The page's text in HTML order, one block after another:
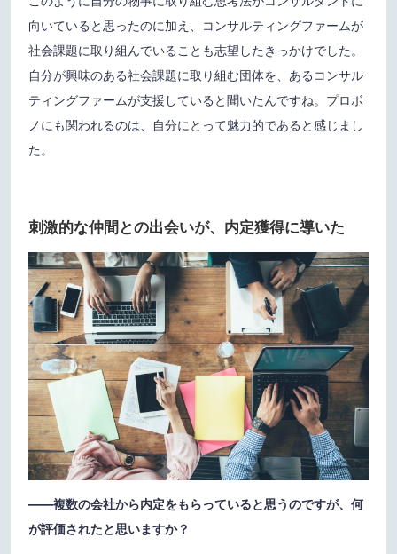
向いていると思ったのに加え、コンサルティングファームが
社会課題に取り組んでいることも志望したきっかけでした。
自分が興味のある社会課題に取り組む団体を、あるコンサル
ティングファームが支援していると聞いたんですね。プロボ
ノにも関われるのは、自分にとって魅力的であると感じまし
た。
刺激的な仲間との出会いが、内定獲得に導いた
——複数の会社から内定をもらっていると思うのですが、何
が評価されたと思いますか？